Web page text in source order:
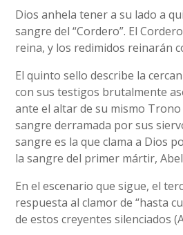
Dios anhela tener a su lado a
sangre del “Cordero”. El
reina, y los redimidos reinarán
El quinto sello describe la
con sus testigos brutalmente
ante el altar de su mismo
sangre derramada por sus
sangre es la que clama a Dios
la sangre del primer mártir, Abel
En el escenario que sigue, el
respuesta al clamor de “hasta
de estos creyentes silenciados